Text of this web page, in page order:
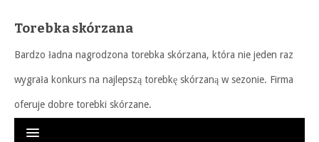
Torebka skórzana
Bardzo ładna nagrodzona torebka skórzana, która nie jeden raz
wygrała konkurs na najlepszą torebkę skórzaną w sezonie. Firma
oferuje dobre torebki skórzane.